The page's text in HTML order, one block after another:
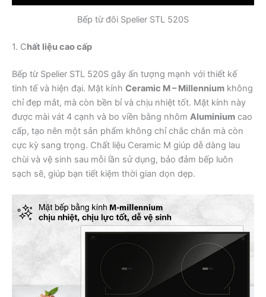
Bếp từ đôi Spelier STL 520S
1. Chất liệu cao cấp
Bếp từ Spelier STL 520S gây ấn tượng mạnh với thiết kế
tinh tế và hiện đại. Mặt kính Ceramic M – Millennium không
chỉ đẹp mắt, mà còn bền bỉ và chịu nhiệt tốt. Mặt kính này
được mài vát 4 cạnh và bo viền bằng nhôm Aluminium cao
cấp, tạo nên một sản phẩm không chỉ chắc chắn mà còn
cực kỳ sang trọng. Chất liệu Ceramic M giúp dễ dàng lau
chùi và vệ sinh sau mỗi lần sử dụng, bảo đảm bếp luôn
sạch sẽ, giúp bạn tiết kiệm thời gian dọn dẹp.